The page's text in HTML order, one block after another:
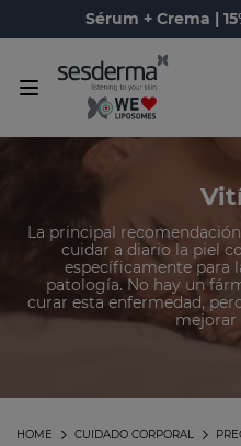
Sérum + Crema |
La principal
cuidar a diario la piel
específicamente para
patología. No hay un
curar esta enfermedad,
mejorar
CUIDADO CORPORAL
HOME